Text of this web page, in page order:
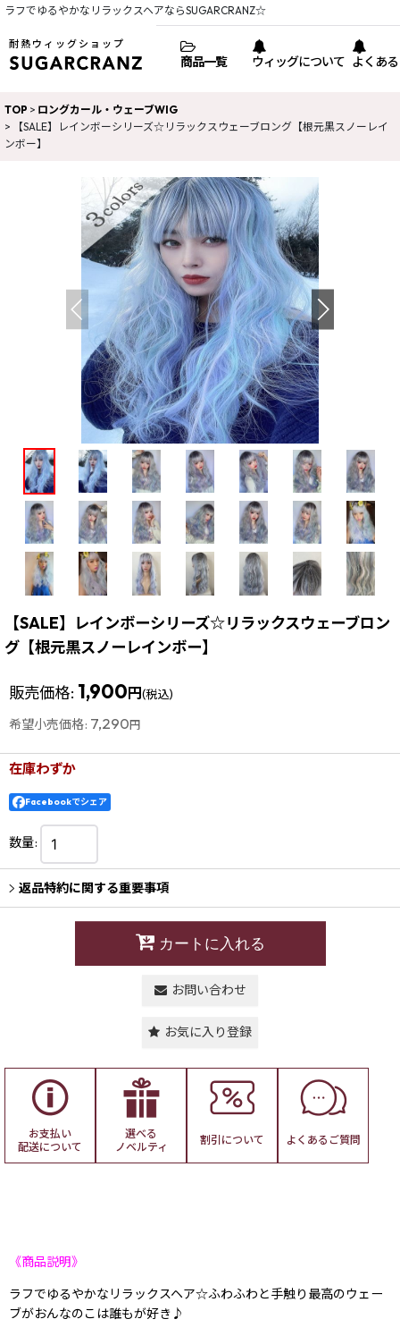
ラフでゆるやかなリラックスヘアならSUGARCRANZ☆
耐熱ウィッグショップ
商品一覧 ウィッグについて よくあ
TOP > ロングカール・ウェーブWIG
>
【SALE】レインボーシリーズ☆リラックスウェーブロング【根元黒スノーレイ
ンボー】
【SALE】レインボーシリーズ☆リラックスウェーブロン
グ【根元黒スノーレインボー】
販売価格: 1,900円(税込)
希望小売価格: 7,290円
在庫わずか
Facebookでシェア
数量:
返品特約に関する重要事項
カートに入れる
お問い合わせ
お気に入り登録
お支払い
配送について
選べる
ノベルティ
割引について よくある ご質問
《商品説明》
ラフでゆるやかなリラックスヘア☆ふわふわと手触り最高のウェー
ブがおんなのこは誰もが好き♪